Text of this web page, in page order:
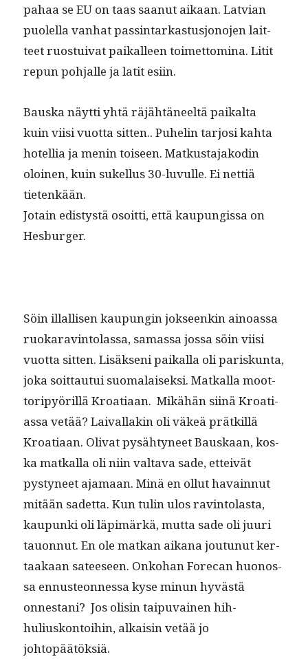
pahaa se EU on taas saanut aikaan. Lat­vian
puolel­la van­hat pass­in­tarkas­tusjono­jen lait­
teet ruos­tu­i­v­at paikalleen toimet­tom­i­na. Litit
repun poh­jalle ja latit esiin.
Baus­ka näyt­ti yhtä räjähtäneeltä paikalta
kuin viisi vuot­ta sit­ten.. Puhe­lin tar­josi kah­ta
hotel­lia ja menin toiseen. Matkus­ta­jakodin
oloinen, kuin sukel­lus 30-luvulle. Ei net­tiä
tietenkään.
Jotain edis­tys­tä osoit­ti, että kaupungis­sa on
Hesburger.
Söin illal­lisen kaupun­gin jok­seenkin ain­oas­sa
ruokar­avin­to­las­sa, samas­sa jos­sa söin viisi
vuot­ta sit­ten. Lisäk­seni paikalla oli pariskun­ta,
joka soit­tau­tui suo­ma­laisek­si. Matkalla moot­
toripyöril­lä Kroa­t­i­aan. Mikähän siinä Kroa­t­i­
as­sa vetää? Laival­lakin oli väkeä prätkil­lä
Kroa­t­i­aan. Oli­vat pysähtyneet Bauskaan, kos­
ka matkalla oli niin val­ta­va sade, etteivät
pystyneet aja­maan. Minä en ollut havain­nut
mitään sadet­ta. Kun tulin ulos rav­in­to­las­ta,
kaupun­ki oli läpimärkä, mut­ta sade oli juuri
tauon­nut. En ole matkan aikana joutunut ker­
taakaan sateeseen. Onko­han Fore­can huonos­
sa ennus­teon­nes­sa kyse min­un hyvästä
onnes­tani? Jos olisin taipu­vainen hih­
huliuskon­toi­hin, alka­isin vetää jo
johtopäätöksiä.